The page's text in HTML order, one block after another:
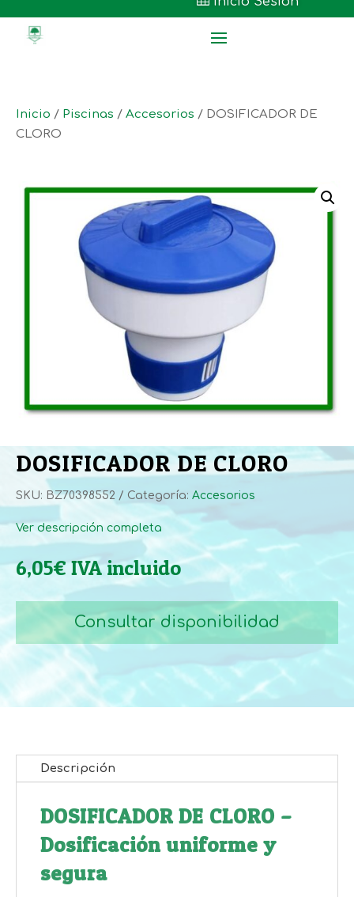
Inicio / Piscinas / Accesorios / DOSIFICADOR DE
CLORO
DOSIFICADOR DE CLORO
SKU: BZ70398552 Categoría: Accesorios
Ver descripción completa
6,05€IVA incluido
Consultar disponibilidad
Descripción
DOSIFICADOR DE CLORO –
Dosificación uniforme y
segura